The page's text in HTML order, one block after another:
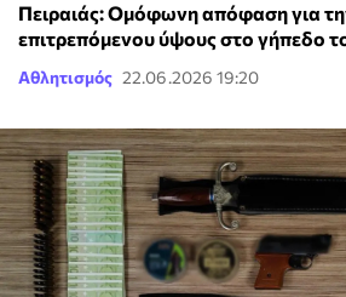
Πειραιάς: Ομόφωνη απόφαση για
επιτρεπόμενου ύψους στο γήπεδο
Αθλητισμός 22.06.2026 19:20